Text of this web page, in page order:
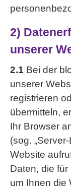
2)
unserer
2.1 Bei der
unserer
registrieren
übermitteln,
Ihr Browser
(sog.
Website
Daten, die
um Ihnen die